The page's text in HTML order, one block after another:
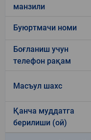
манзили
Буюртмачи номи
Боғланиш учун
телефон рақам
Масъул шахс
Қанча муддатга
берилиши (ой)